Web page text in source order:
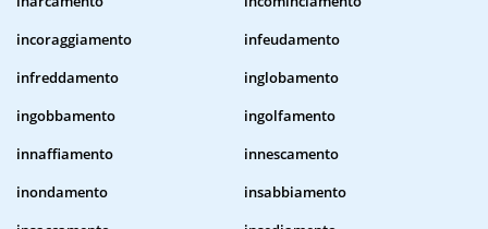
incoraggiamento
infeudamento
infreddamento
inglobamento
ingobbamento
ingolfamento
innaffiamento
innescamento
inondamento
insabbiamento